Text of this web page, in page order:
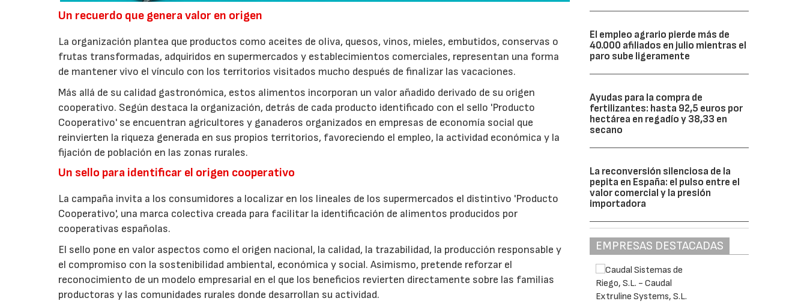
Un recuerdo que genera valor en origen
La organización plantea que productos como aceites de oliva, quesos, vinos, mieles, embutidos, conservas o
frutas transformadas, adquiridos en supermercados y establecimientos comerciales, representan una forma
de mantener vivo el vínculo con los territorios visitados mucho después de finalizar las vacaciones.
Más allá de su calidad gastronómica, estos alimentos incorporan un valor añadido derivado de su origen
cooperativo. Según destaca la organización, detrás de cada producto identificado con el sello 'Producto
Cooperativo' se encuentran agricultores y ganaderos organizados en empresas de economía social que
reinvierten la riqueza generada en sus propios territorios, favoreciendo el empleo, la actividad económica y la
fijación de población en las zonas rurales.
Un sello para identificar el origen cooperativo
La campaña invita a los consumidores a localizar en los lineales de los supermercados el distintivo 'Producto
Cooperativo', una marca colectiva creada para facilitar la identificación de alimentos producidos por
cooperativas españolas.
El sello pone en valor aspectos como el origen nacional, la calidad, la trazabilidad, la producción responsable y
el compromiso con la sostenibilidad ambiental, económica y social. Asimismo, pretende reforzar el
reconocimiento de un modelo empresarial en el que los beneficios revierten directamente sobre las familias
productoras y las comunidades rurales donde desarrollan su actividad.
El empleo agrario pierde más de
40.000 afiliados en julio mientras el
paro sube ligeramente
Ayudas para la compra de
fertilizantes: hasta 92,5 euros por
hectárea en regadío y 38,33 en
secano
La reconversión silenciosa de la
pepita en España: el pulso entre el
valor comercial y la presión
importadora
EMPRESAS DESTACADAS